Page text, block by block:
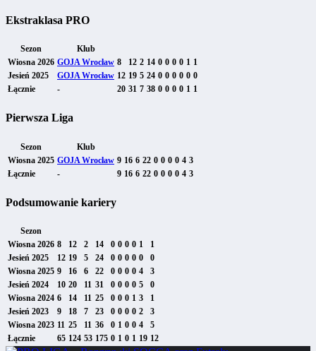
Ekstraklasa PRO
Sezon
Klub
Wiosna 2026 GOJA Wrocław 8 12 2 14 0 0 0 0 1 1
Jesień 2025
GOJA Wrocław 12 19 5 24 0 0 0 0 0 0
Łącznie
- 20 31 7 38 0 0 0 0 1 1
Pierwsza Liga
Sezon
Klub
Wiosna 2025 GOJA Wrocław 9 16 6 22 0 0 0 0 4 3
Łącznie
- 9 16 6 22 0 0 0 0 4 3
Podsumowanie kariery
Sezon
Wiosna 2026 8 12 2 14 0 0 0 0 1
1
Jesień 2025
12 19 5 24 0 0 0 0 0
0
Wiosna 2025 9 16 6 22 0 0 0 0 4
3
Jesień 2024
10 20 11 31 0 0 0 0 5
0
Wiosna 2024 6 14 11 25 0 0 0 1 3
1
Jesień 2023
9 18 7 23 0 0 0 0 2
3
Wiosna 2023 11 25 11 36 0 1 0 0 4
5
Łącznie
65 124 53 175 0 1 0 1 19 12